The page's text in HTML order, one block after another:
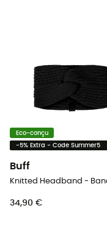
Eco-conçu
-5% Extra - Code Summer5
Buff
34,90 €